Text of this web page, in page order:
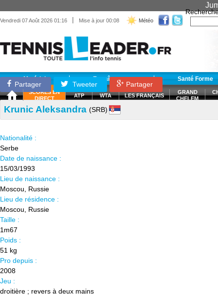
Vendredi 07 Août 2026 01:16 | Mise à jour 00:08 Météo
Matériel Entraînement Santé Forme
SCORES EN
DIRECT
ATP WTA LES FRANÇAIS
GRAND
CHELEM
Partager Tweeter Partager
Krunic Aleksandra (SRB)
Nationalité :
Serbe
Date de naissance :
15/03/1993
Lieu de naissance :
Moscou, Russie
Lieu de résidence :
Moscou, Russie
Taille :
1m67
Poids :
51 kg
Pro depuis :
2008
Jeu :
droitière ; revers à deux mains